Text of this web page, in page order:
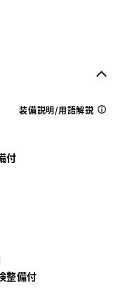
装備説明/用語解説
付
整備付